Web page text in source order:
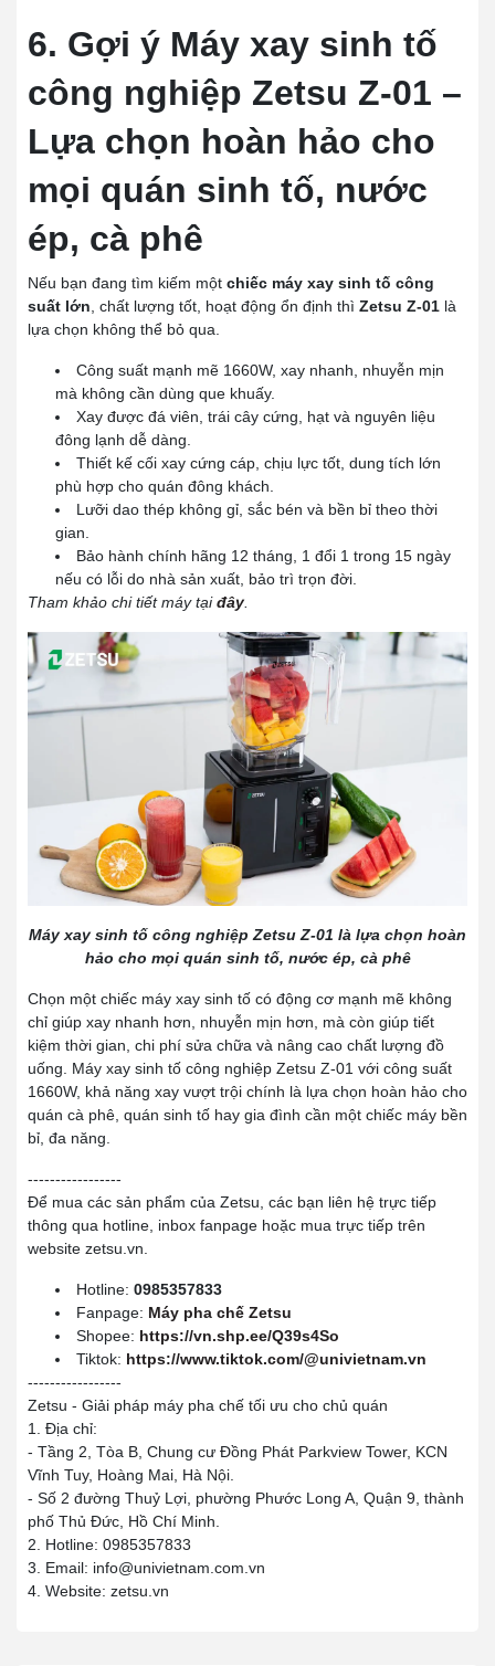
6. Gợi ý Máy xay sinh tố
công nghiệp Zetsu Z-01 –
Lựa chọn hoàn hảo cho
mọi quán sinh tố, nước
ép, cà phê
Nếu bạn đang tìm kiếm một chiếc máy xay sinh tố công
suất lớn , chất lượng tốt, hoạt động ổn định thì Zetsu Z-01 là
lựa chọn không thể bỏ qua.
Công suất mạnh mẽ 1660W, xay nhanh, nhuyễn mịn
mà không cần dùng que khuấy.
Xay được đá viên, trái cây cứng, hạt và nguyên liệu
đông lạnh dễ dàng.
Thiết kế cối xay cứng cáp, chịu lực tốt, dung tích lớn
phù hợp cho quán đông khách.
Lưỡi dao thép không gỉ, sắc bén và bền bỉ theo thời
gian.
Bảo hành chính hãng 12 tháng, 1 đổi 1 trong 15 ngày
nếu có lỗi do nhà sản xuất, bảo trì trọn đời.
Tham khảo chi tiết máy tạiđây
Máy xay sinh tố công nghiệp Zetsu Z-01 là lựa chọn hoàn
hảo cho mọi quán sinh tố, nước ép, cà phê
Chọn một chiếc máy xay sinh tố có động cơ mạnh mẽ không
chỉ giúp xay nhanh hơn, nhuyễn mịn hơn, mà còn giúp tiết
kiệm thời gian, chi phí sửa chữa và nâng cao chất lượng đồ
uống. Máy xay sinh tố công nghiệp Zetsu Z-01 với công suất
1660W, khả năng xay vượt trội chính là lựa chọn hoàn hảo cho
quán cà phê, quán sinh tố hay gia đình cần một chiếc máy bền
bỉ, đa năng.
-----------------
Để mua các sản phẩm của Zetsu, các bạn liên hệ trực tiếp
thông qua hotline, inbox fanpage hoặc mua trực tiếp trên
website zetsu.vn.
Hotline: 0985357833
Fanpage: Máy pha chế Zetsu
Shopee: https://vn.shp.ee/Q39s4So
Tiktok: https://www.tiktok.com/@univietnam.vn
-----------------
Zetsu - Giải pháp máy pha chế tối ưu cho chủ quán
1. Địa chỉ:
- Tầng 2, Tòa B, Chung cư Đồng Phát Parkview Tower, KCN
Vĩnh Tuy, Hoàng Mai, Hà Nội.
- Số 2 đường Thuỷ Lợi, phường Phước Long A, Quận 9, thành
phố Thủ Đức, Hồ Chí Minh.
2. Hotline: 0985357833
3. Email: info@univietnam.com.vn
4. Website: zetsu.vn